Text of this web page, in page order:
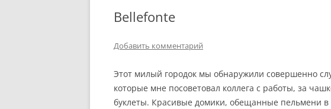
Bellefonte
Добавить комментарий
Этот милый городок мы обнаружили совершенно
которые мне посоветовал коллега с работы, за
буклеты. Красивые домики, обещанные пельмени